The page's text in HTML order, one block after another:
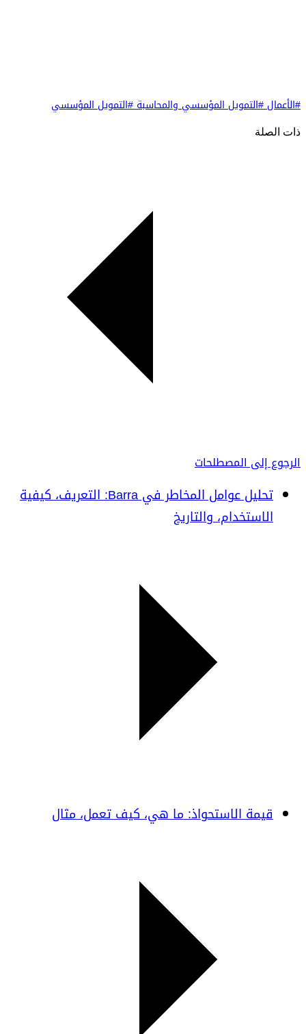
#الأعمال#التمويل المؤسسي والمحاسبة#التمويل المؤسسي
ذات الصلة
الرجوع إلى المصطلحات
تحليل عوامل المخاطر في Barra: التعريف، كيفية
الاستخدام، والتاريخ
قيمة الاستحواذ: ما هي، كيف تعمل، مثال